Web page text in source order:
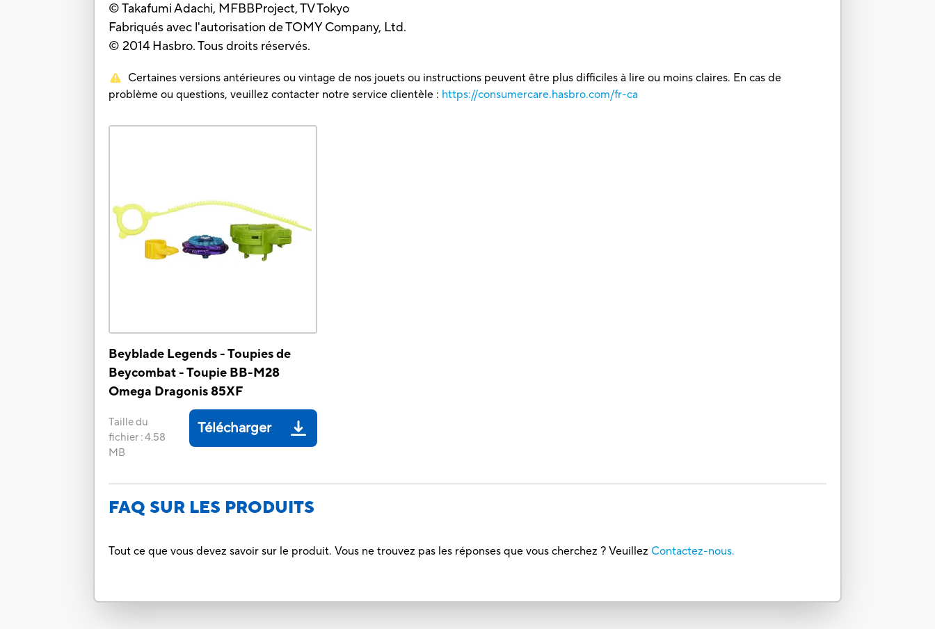
© Takafumi Adachi, MFBBProject, TV Tokyo
Fabriqués avec l'autorisation de TOMY Company, Ltd.
© 2014 Hasbro. Tous droits réservés.
Certaines versions antérieures ou vintage de nos jouets ou instructions peuvent être plus difficiles à lire ou moins claires. En cas de
problème ou questions, veuillez contacter notre service clientèle : https://consumercare.hasbro.com/fr-ca
Beyblade Legends - Toupies de
Beycombat - Toupie BB-M28
Omega Dragonis 85XF
Taille du
fichier :4.58
MB
Télécharger
FAQ SUR LES PRODUITS
Tout ce que vous devez savoir sur le produit. Vous ne trouvez pas les réponses que vous cherchez ? Veuillez Contactez-nous.